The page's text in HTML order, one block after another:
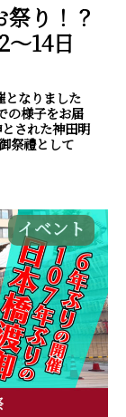
祭り！？
14日
となりました
の様子をお届
された神田明
祭禮として
イベント